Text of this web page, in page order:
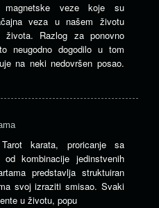
magnetske veze koje su
veza u našem životu
Razlog za ponovno
neugodno dogodilo u tom
na neki nedovršen posao.
karata, proricanje sa
kombinacije jedinstvenih
predstavlja struktuiran
svoj izraziti smisao. Svaki
u životu, popu